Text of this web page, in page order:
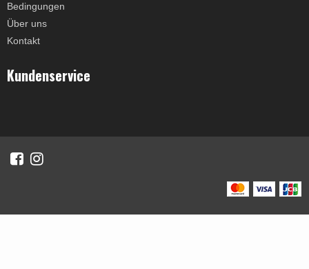
Bedingungen
Über uns
Kontakt
Kundenservice